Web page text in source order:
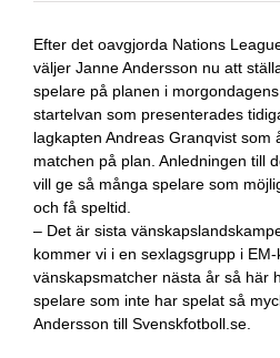
Efter det oavgjorda Nations
väljer Janne Andersson nu att
spelare på planen i
startelvan som presenterades
lagkapten Andreas Granqvist som
matchen på plan. Anledningen till
vill ge så många spelare som
och få speltid.
– Det är sista
kommer vi i en sexlagsgrupp i
vänskapsmatcher nästa år så här
spelare som inte har spelat så
Andersson till Svenskfotboll.se.